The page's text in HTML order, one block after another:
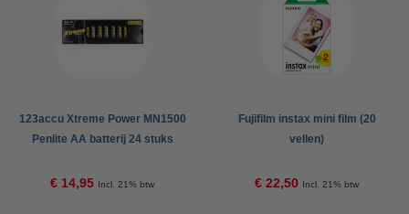
123accu Xtreme Power MN1500
Penlite AA batterij 24 stuks
€ 14,95 Incl. 21% btw
Fujifilm instax mini film (20
vellen)
€ 22,50 Incl. 21% btw